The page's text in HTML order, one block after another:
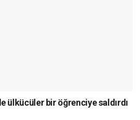
ülkücüler bir öğrenciye saldırdı